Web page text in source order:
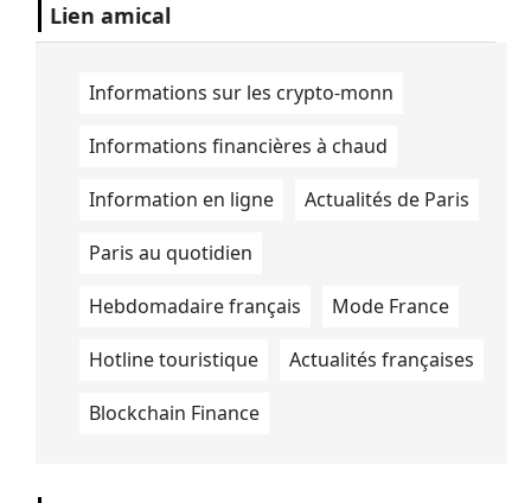
Lien amical
Informations sur les crypto-monn
Informations financières à chaud
Information en ligne Actualités de Paris
Paris au quotidien
Hebdomadaire français Mode France
Hotline touristique Actualités françaises
Blockchain Finance